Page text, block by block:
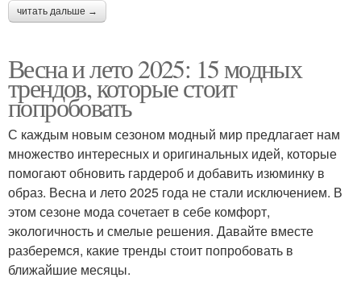
читать дальше →
Весна и лето 2025: 15 модных
трендов, которые стоит
попробовать
С каждым новым сезоном модный мир предлагает нам
множество интересных и оригинальных идей, которые
помогают обновить гардероб и добавить изюминку в
образ. Весна и лето 2025 года не стали исключением. В
этом сезоне мода сочетает в себе комфорт,
экологичность и смелые решения. Давайте вместе
разберемся, какие тренды стоит попробовать в
ближайшие месяцы.